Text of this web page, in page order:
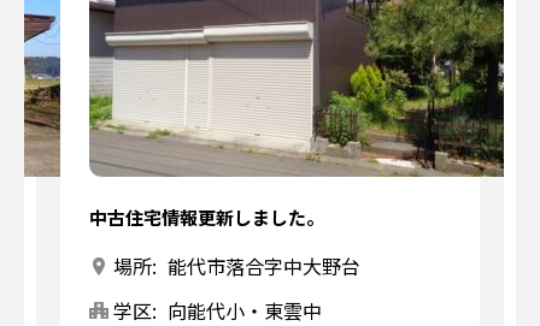
中古住宅情報更新しました。
場所: 能代市落合字中大野台
学区: 向能代小・東雲中